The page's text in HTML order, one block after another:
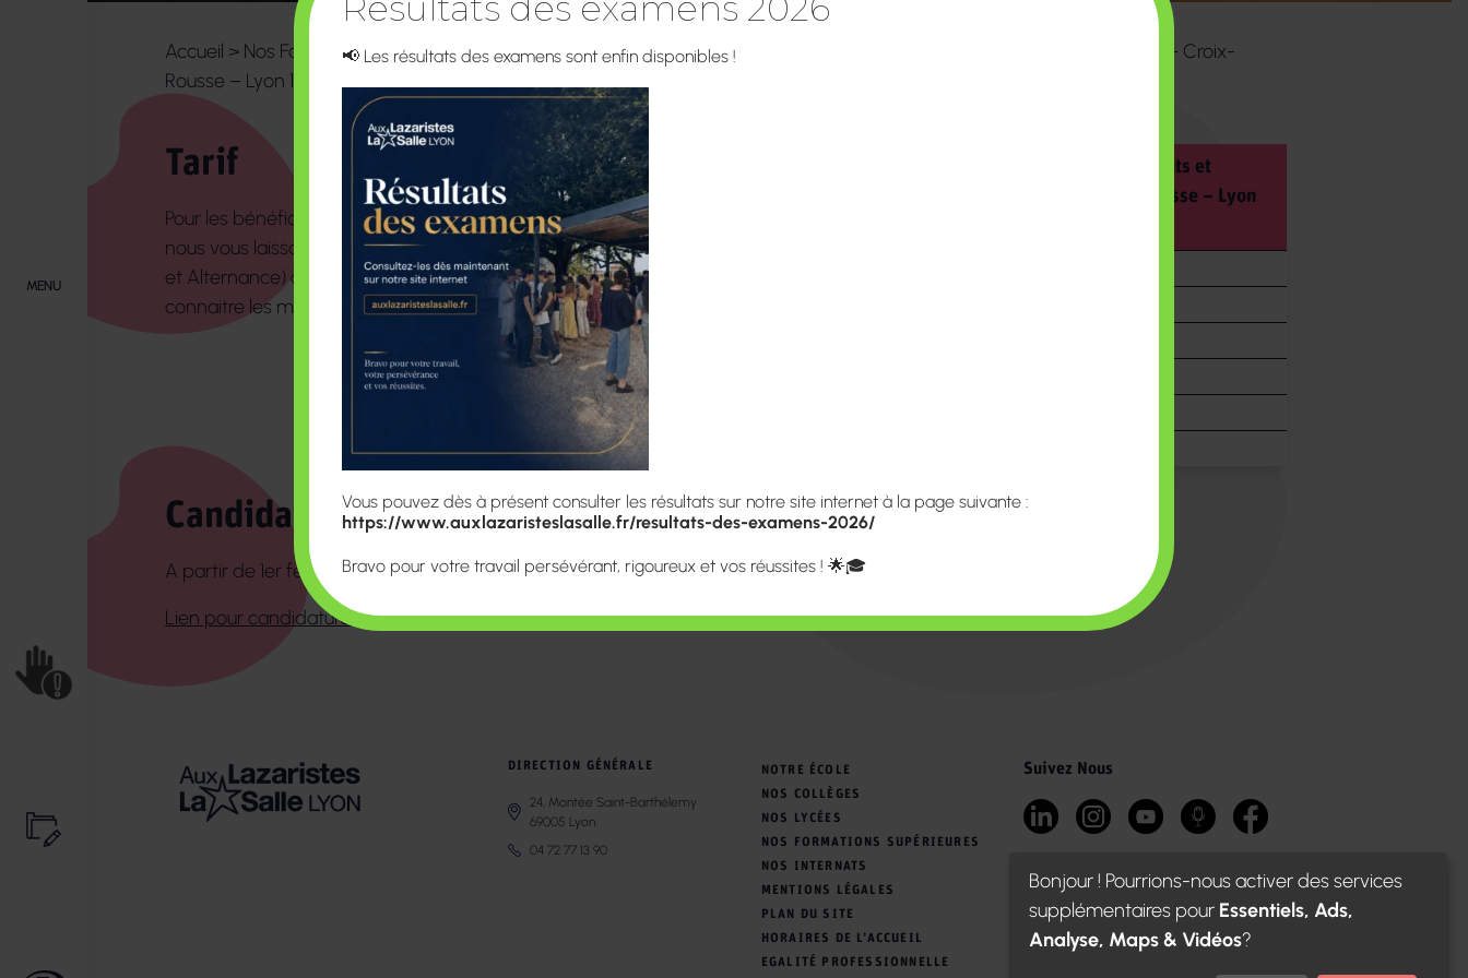
MENU
Accueil > Nos Formations Supérieures>Licence Professionnelle Analyse des Aliments et Substances Naturelles, Qualité – Croix-
Rousse – Lyon 1er
Tarif
Pour les bénéficiaires de la Formation Continue et de l’Alternance,
nous vous laissons contacter le service FoCAl (Formation Continue
et Alternance) de l’Université Lyon1 Antenne Sciences, pour
connaitre les modalités tarifaires :fsciences@uni-lyon1.fr
Licence Professionnelle Analyse des Aliments et
Substances Naturelles, Qualité – Croix-Rousse – Lyon
Candidatures
A partir de 1er février, sur la plateforme Ecandidats de l’Université Lyon1 :
Lien pour candidature
DIRECTION GÉNÉRALE
24, Montée Saint-Barthélemy
69005 Lyon
04 72 77 13 90
NOTRE ÉCOLE
NOS COLLÈGES
NOS LYCÉES
NOS FORMATIONS SUPÉRIEURES
NOS INTERNATS
MENTIONS LÉGALES
PLAN DU SITE
HORAIRES DE L’ACCUEIL
EGALITÉ PROFESSIONNELLE
Suivez Nous
📢 Les résultats des examens sont enfin disponibles !
Vous pouvez dès à présent consulter les résultats sur notre site internet à la page suivante :
https://www.auxlazaristeslasalle.fr/resultats-des-examens-2026/
Bravo pour votre travail persévérant, rigoureux et vos réussites ! 🌟🎓
Bonjour ! Pourrions-nous activer des services
supplémentaires pour Essentiels, Ads,
Analyse, Maps & Vidéos?